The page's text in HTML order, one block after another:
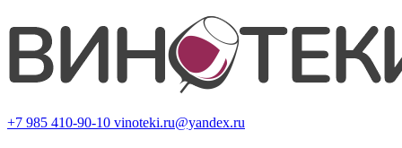
+7 985 410-90-10 vinoteki.ru@yandex.ru